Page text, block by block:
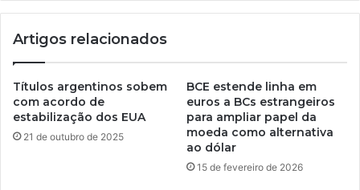
Artigos relacionados
Títulos argentinos sobem
com acordo de
estabilização dos EUA
21 de outubro de 2025
BCE estende linha em
euros a BCs estrangeiros
para ampliar papel da
moeda como alternativa
ao dólar
15 de fevereiro de 2026